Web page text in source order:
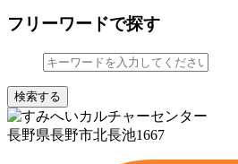
フリーワードで探す
検索する
長野県長野市北長池1667